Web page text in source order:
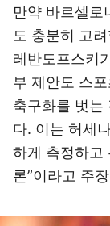
만약 바르셀로
도 충분히 고
레반도프스키
부 제안도 스
축구화를 벗는
다. 이는 허세
하게 측정하고
론”이라고 주